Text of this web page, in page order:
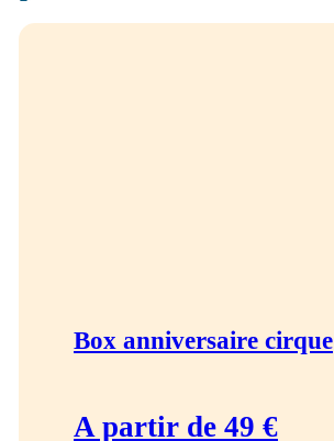
Box anniversaire cirque
A partir de 49 €